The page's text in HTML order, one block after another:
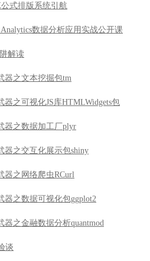
公式排版系统引航
Analytics数据分析应用实战公开课
解读
器之文本挖掘包tm
器之可视化JS库HTMLWidgets包
器之数据加工厂plyr
器之交互化展示包shiny
器之网络爬虫RCurl
器之数据可视化包ggplot2
器之金融数据分析quantmod
谈